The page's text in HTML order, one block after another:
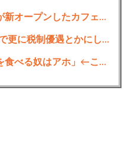
ID:34Cu9Bydp
【画像あり】速水もこみちが新オープンしたカフェ、サンドイッチ1つ「3000円」ｗｗｗｗｗ
今からでもNISAを国内限定で更に税制優遇とかにしたら円高になったりしないの？
俺「焼肉食べ放題でごはんを食べる奴はアホ」←これ論破できる？？？？？